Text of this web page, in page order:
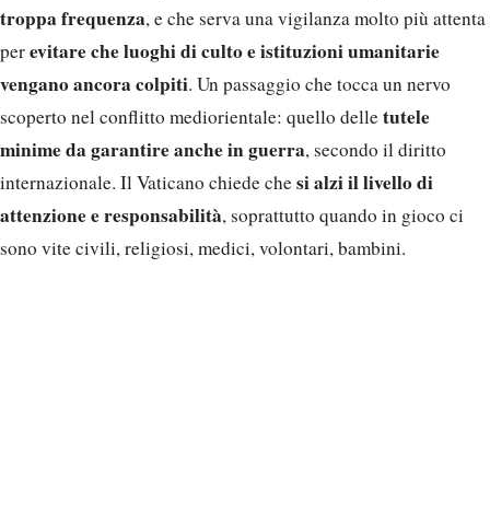
troppa frequenza, e che serva una vigilanza molto più attenta
perevitare che luoghi di culto e istituzioni umanitarie
vengano ancora colpiti. Un passaggio che tocca un nervo
scoperto nel conflitto mediorientale: quello delletutele
minime da garantire anche in guerra, secondo il diritto
internazionale. Il Vaticano chiede chesi alzi il livello di
attenzione e responsabilità, soprattutto quando in gioco ci
sono vite civili, religiosi, medici, volontari, bambini.